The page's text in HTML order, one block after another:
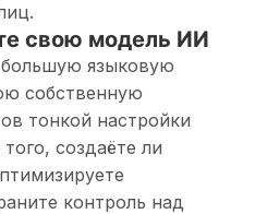
свою модель ИИ
языковую
собственную
тонкой настройки
создаёте ли
контроль над